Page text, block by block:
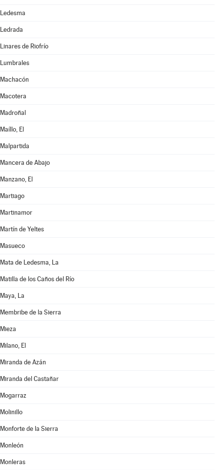
Ledesma
Ledrada
Linares de Riofrío
Lumbrales
Machacón
Macotera
Madroñal
Maíllo, El
Malpartida
Mancera de Abajo
Manzano, El
Martiago
Martinamor
Martín de Yeltes
Masueco
Mata de Ledesma, La
Matilla de los Caños del Río
Maya, La
Membribe de la Sierra
Mieza
Milano, El
Miranda de Azán
Miranda del Castañar
Mogarraz
Molinillo
Monforte de la Sierra
Monleón
Monleras